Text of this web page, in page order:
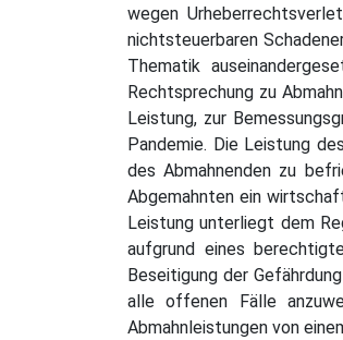
wegen
nichtsteuerbaren
Thematik
Rechtsprechung zu
Leistung, zur
Pandemie. Die Leistung
des Abmahnenden zu
Abgemahnten ein
Leistung unterliegt dem
aufgrund eines
Beseitigung der
alle offenen Fälle
Abmahnleistungen von